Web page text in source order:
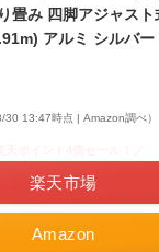
畳み 四脚アジャスト
アルミ シルバー
30 13:47時点 | Amazon調べ）
Amazon
楽天市場